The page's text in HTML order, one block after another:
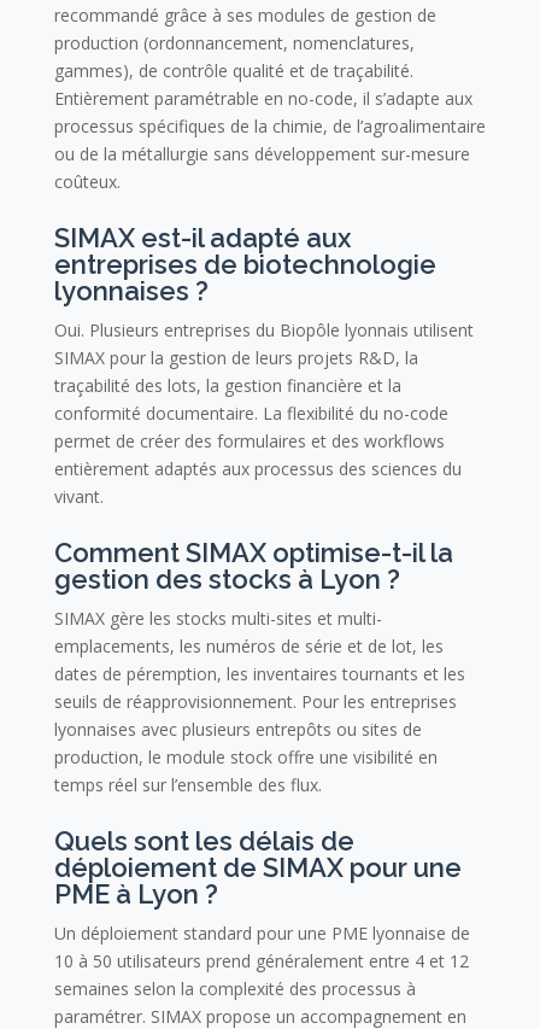
recommandé grâce à ses modules de gestion de
production (ordonnancement, nomenclatures,
gammes), de contrôle qualité et de traçabilité.
Entièrement paramétrable en no-code, il s’adapte aux
processus spécifiques de la chimie, de l’agroalimentaire
ou de la métallurgie sans développement sur-mesure
coûteux.
SIMAX est-il adapté aux
entreprises de biotechnologie
lyonnaises ?
Oui. Plusieurs entreprises du Biopôle lyonnais utilisent
SIMAX pour la gestion de leurs projets R&D, la
traçabilité des lots, la gestion financière et la
conformité documentaire. La flexibilité du no-code
permet de créer des formulaires et des workflows
entièrement adaptés aux processus des sciences du
vivant.
Comment SIMAX optimise-t-il la
gestion des stocks à Lyon ?
SIMAX gère les stocks multi-sites et multi-
emplacements, les numéros de série et de lot, les
dates de péremption, les inventaires tournants et les
seuils de réapprovisionnement. Pour les entreprises
lyonnaises avec plusieurs entrepôts ou sites de
production, le module stock offre une visibilité en
temps réel sur l’ensemble des flux.
Quels sont les délais de
déploiement de SIMAX pour une
PME à Lyon ?
Un déploiement standard pour une PME lyonnaise de
10 à 50 utilisateurs prend généralement entre 4 et 12
semaines selon la complexité des processus à
paramétrer. SIMAX propose un accompagnement en